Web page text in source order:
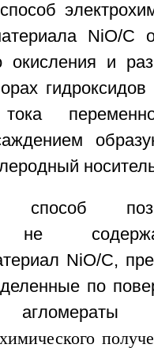
NiO/C
окисления и
способ
не
NiO/C,
по